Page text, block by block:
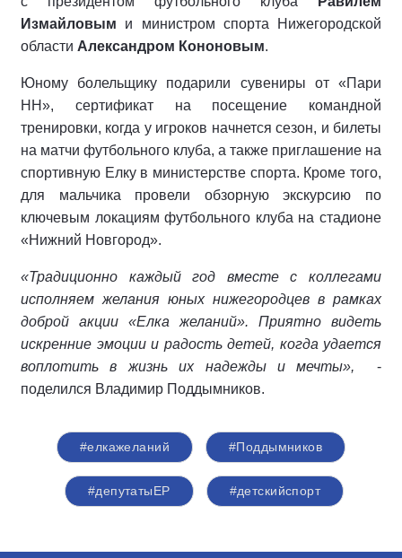
Измайловым и министром спорта Нижегородской
области Александром Кононовым.
Юному болельщику подарили сувениры от «Пари
НН», сертификат на посещение командной
тренировки, когда у игроков начнется сезон, и билеты
на матчи футбольного клуба, а также приглашение на
спортивную Елку в министерстве спорта. Кроме того,
для мальчика провели обзорную экскурсию по
ключевым локациям футбольного клуба на стадионе
«Нижний Новгород».
«Традиционно каждый год вместе с коллегами
исполняем желания юных нижегородцев в рамках
доброй акции «Елка желаний». Приятно видеть
искренние эмоции и радость детей, когда удается
воплотить в жизнь их надежды и мечты»,
-
поделился Владимир Поддымников.
#елкажеланий #Поддымников
#депутатыЕР #детскийспорт